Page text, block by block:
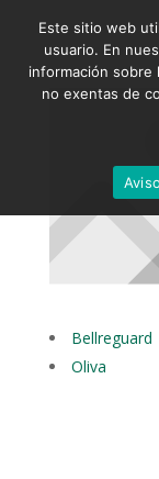
Bellreguard
Oliva
Este sitio web
usuario. En
información sobre
no exentas de